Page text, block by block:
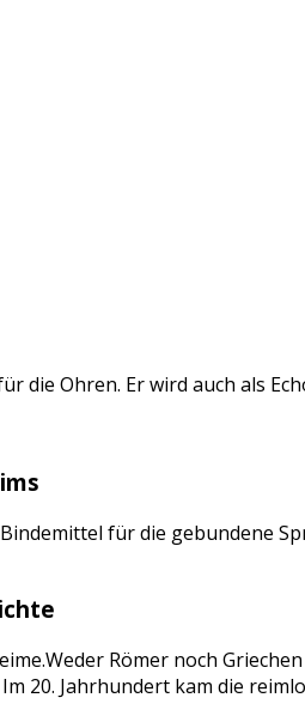
die Ohren. Er wird auch als
für die gebundene
Römer noch
20. Jahrhundert kam die